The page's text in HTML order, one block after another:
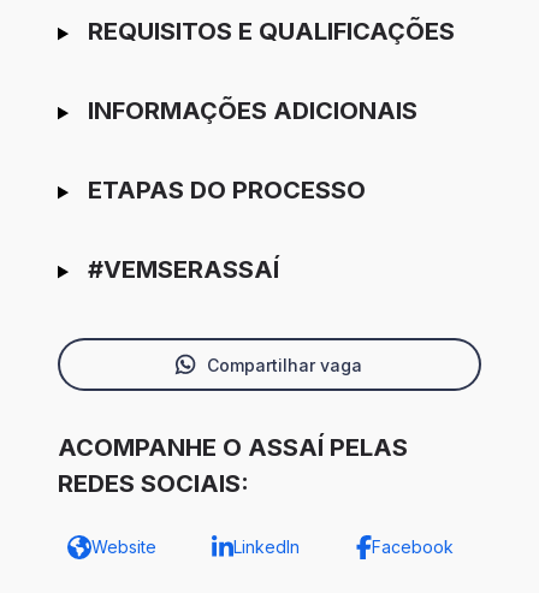
REQUISITOS E QUALIFICAÇÕES
INFORMAÇÕES ADICIONAIS
ETAPAS DO PROCESSO
#VEMSERASSAÍ
Compartilhar vaga
ACOMPANHE O ASSAÍ PELAS
REDES SOCIAIS:
Website LinkedIn Facebook